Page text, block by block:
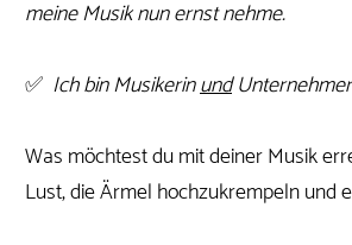
meine Musik nun ernst nehme.
✅ Ich bin Musikerinund
Was möchtest du mit deiner Musik
Lust, die Ärmel hochzukrempeln und